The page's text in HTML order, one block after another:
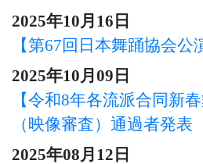
2025年10月16日
【第67回日本舞踊協会公
2025年10月09日
【令和8年各流派合同新
（映像審査）通過者発表
2025年08月12日